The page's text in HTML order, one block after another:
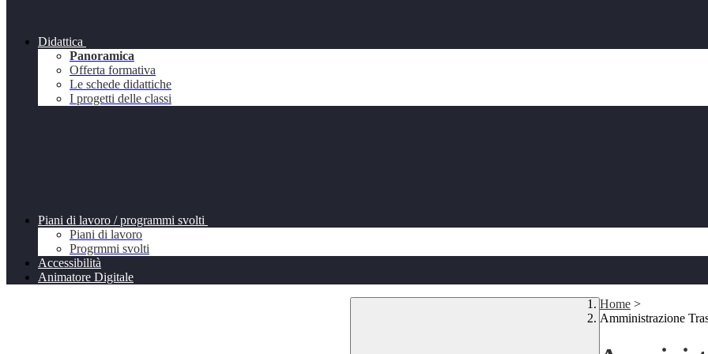
Didattica
Panoramica
Offerta formativa
Le schede didattiche
I progetti delle classi
Piani di lavoro / programmi svolti
Piani di lavoro
Progrmmi svolti
Accessibilità
Animatore Digitale
Home >
Amministrazione